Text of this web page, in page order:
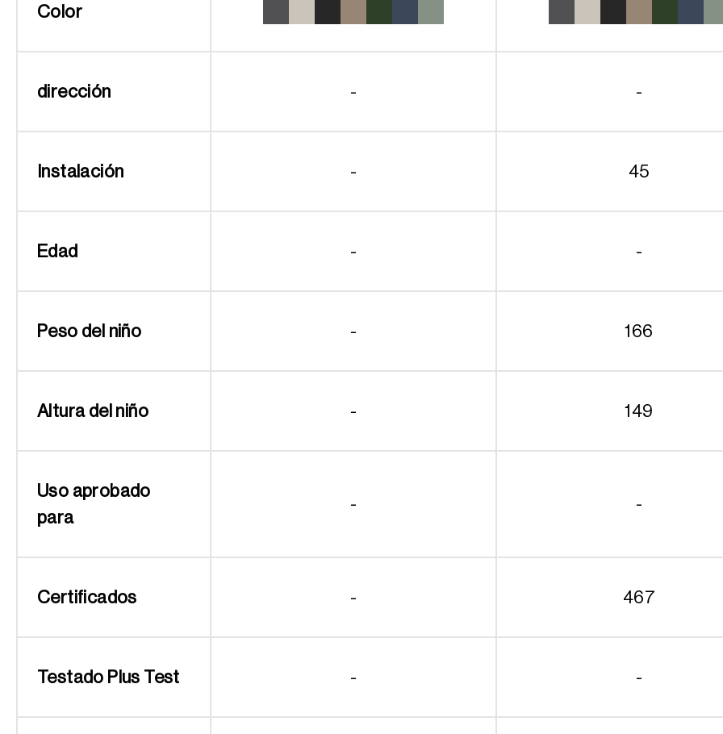
Color
dirección - -
Instalación - 45
Edad - -
Peso del niño - 166
Altura del niño - 149
Uso aprobado
para
- -
Certificados - 467
Testado Plus Test - -